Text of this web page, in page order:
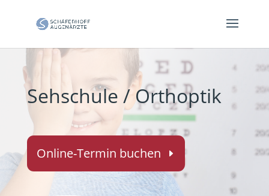
Sehschule / Orthoptik
Online-Termin buchen